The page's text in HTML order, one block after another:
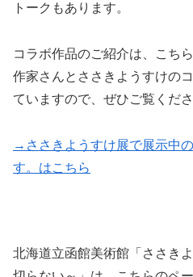
トークもあります。
コラボ作品のご紹介は、こち
作家さんとささきようすけの
ていますので、ぜひご覧くださ
→ささきようすけ展で展示中
す。はこちら
北海道立函館美術館「ささき